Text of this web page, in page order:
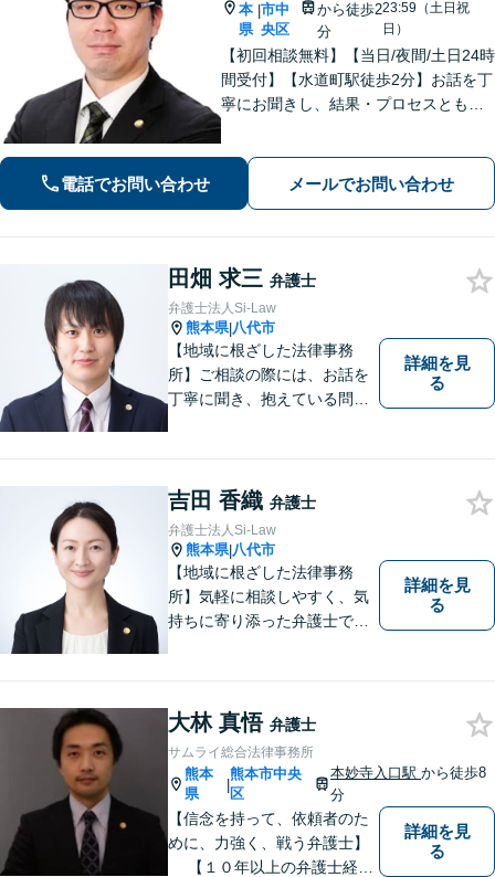
本
県
|市中
央区
から徒歩2
分
23:59（土日祝
日）
【初回相談無料】【当日/夜間/土日24時
間受付】【水道町駅徒歩2分】お話を丁
寧にお聞きし、結果・プロセスともに
電話でお問い合わせ メールでお問い合わせ
田畑 求三 弁護士
弁護士法人Si-Law
熊本県|八代市
【地域に根ざした法律事務
所】ご相談の際には、お話を
丁寧に聞き、抱えている問題
います。 1人で悩まず、お気
軽にご相談ください。
詳細を見
る
吉田 香織 弁護士
弁護士法人Si-Law
熊本県|八代市
【地域に根ざした法律事務
所】気軽に相談しやすく、気
持ちに寄り添った弁護士であ
いく解決のサポートができま
すよう、一つ一つのご依頼に
誠実に取り組んでまいりま
す。
詳細を見
る
大林 真悟 弁護士
サムライ総合法律事務所
熊本
県
|
熊本市中央
区
本妙寺入口駅から徒歩8
分
【信念を持って、依頼者のた
めに、力強く、戦う弁護士】
【１０年以上の弁護士経
詳細を見
る